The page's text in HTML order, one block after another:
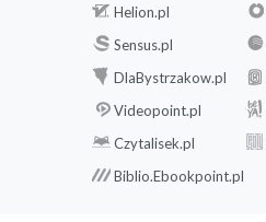
Helion.pl
Sensus.pl
DlaBystrzakow.pl
Videopoint.pl
Czytalisek.pl
Biblio.Ebookpoint.pl